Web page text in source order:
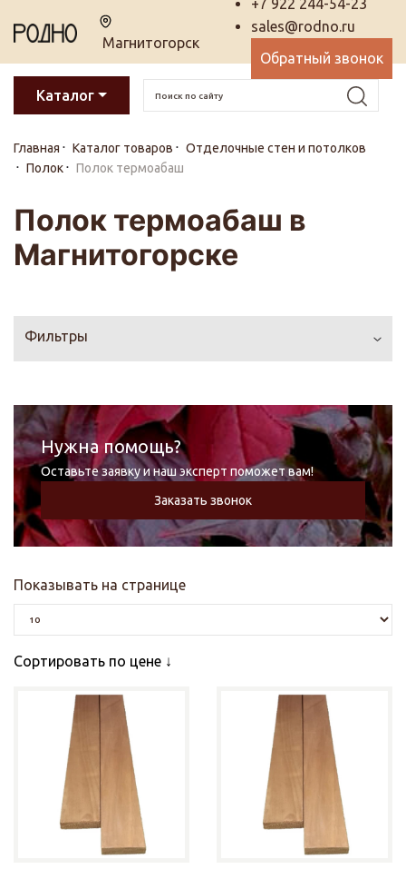
Магнитогорск
+7 922 244-54-23
sales@rodno.ru
Обратный звонок
Каталог
Главная Каталог товаров
Отделочные стен и потолков
Полок
Полок термоабаш
Полок термоабаш в
Магнитогорске
Фильтры
Нужна помощь?
Оставьте заявку и наш эксперт поможет вам!
Заказать звонок
Показывать на странице
Сортировать по цене